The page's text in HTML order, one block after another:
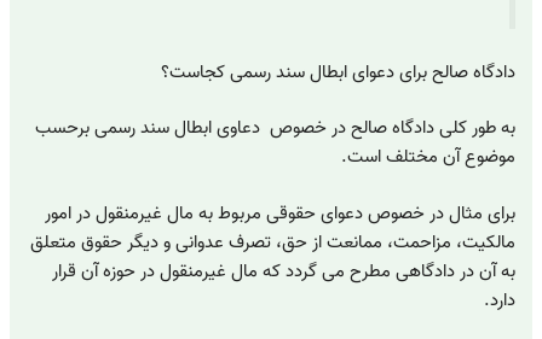
دادگاه صالح برای دعوای ابطال سند رسمی کجاست؟
به طور کلی دادگاه صالح در خصوص دعاوی ابطال سند رسمی برحسب
موضوع آن مختلف است.
برای مثال در خصوص دعوای حقوقی مربوط به مال غیرمنقول در امور
مالکیت، مزاحمت، ممانعت از حق، تصرف عدوانی و دیگر حقوق متعلق
به آن در دادگاهی مطرح می گردد که مال غیرمنقول در حوزه آن قرار
دارد.